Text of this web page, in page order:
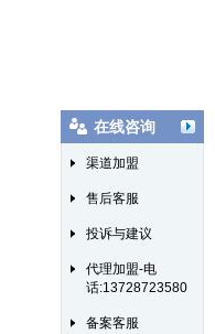
在线咨询
渠道加盟
售后客服
投诉与建议
代理加盟-电
话:13728723580
备案客服